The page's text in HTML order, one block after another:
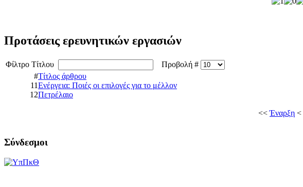
Προτάσεις ερευνητικών εργασιών
Φίλτρο Τίτλου
Προβολή #
#Τίτλος άρθρου
11Ενέργεια: Ποιές οι επιλογές για το μέλλον
12Πετρέλαιο
<<Έναρξη <
Σύνδεσμοι